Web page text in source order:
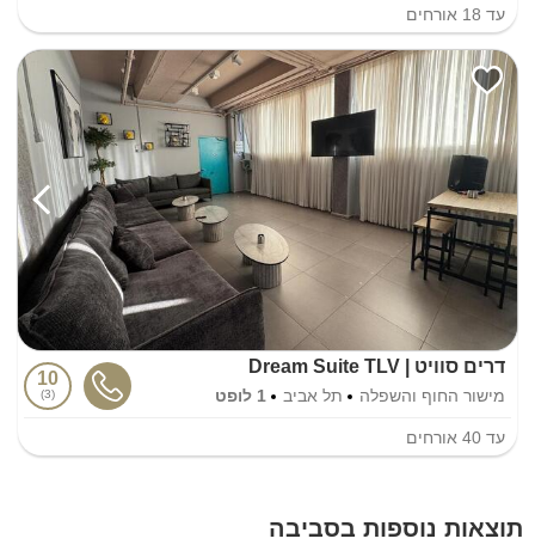
עד 18 אורחים
דרים סוויט | Dream Suite TLV
מישור החוף והשפלה תל אביב 1 לופט
10
3
עד 40 אורחים
תוצאות נוספות בסביבה